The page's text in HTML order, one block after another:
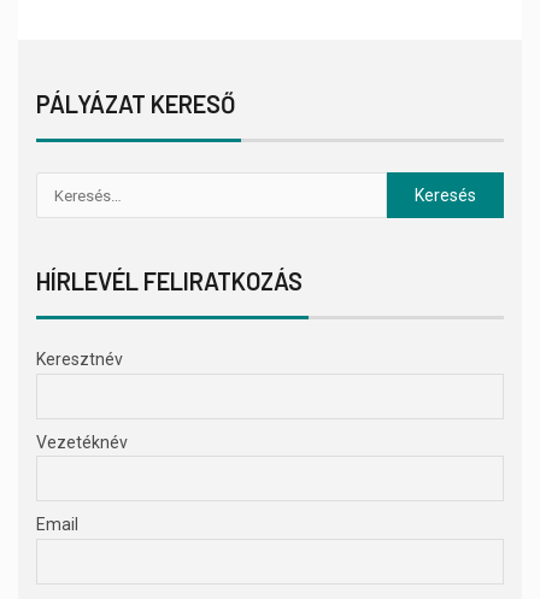
PÁLYÁZAT KERESŐ
HÍRLEVÉL FELIRATKOZÁS
Keresztnév
Vezetéknév
Email